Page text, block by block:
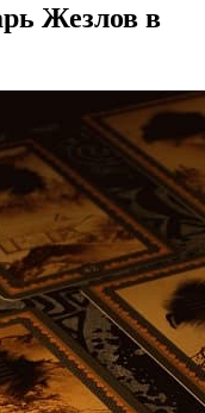
Жезлов в